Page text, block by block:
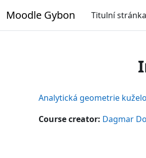
Moodle Gybon Titulní stránka
Analytická geometrie
Course creator: Dagmar